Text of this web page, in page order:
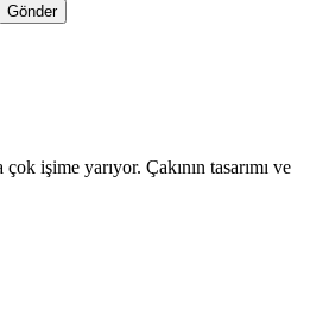
Gönder
işime yarıyor. Çakının tasarımı ve